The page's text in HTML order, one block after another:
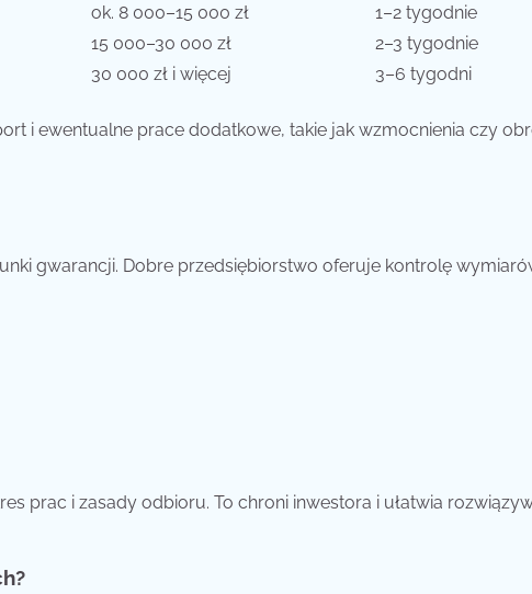
ok. 8 000–15 000 zł
1–2 tygodnie
15 000–30 000 zł
2–3 tygodnie
30 000 zł i więcej 3–6 tygodni
i ewentualne prace dodatkowe, takie jak wzmocnienia czy
gwarancji. Dobre przedsiębiorstwo oferuje kontrolę
prac i zasady odbioru. To chroni inwestora i ułatwia